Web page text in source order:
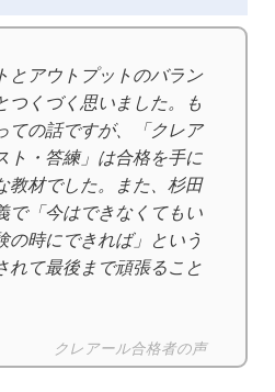
とアウトプットのバラン
つくづく思いました。も
ての話ですが、「クレア
ト・答練」は合格を手に
教材でした。また、杉田
で「今はできなくてもい
の時にできれば」という
れて最後まで頑張ること
クレアール合格者の声